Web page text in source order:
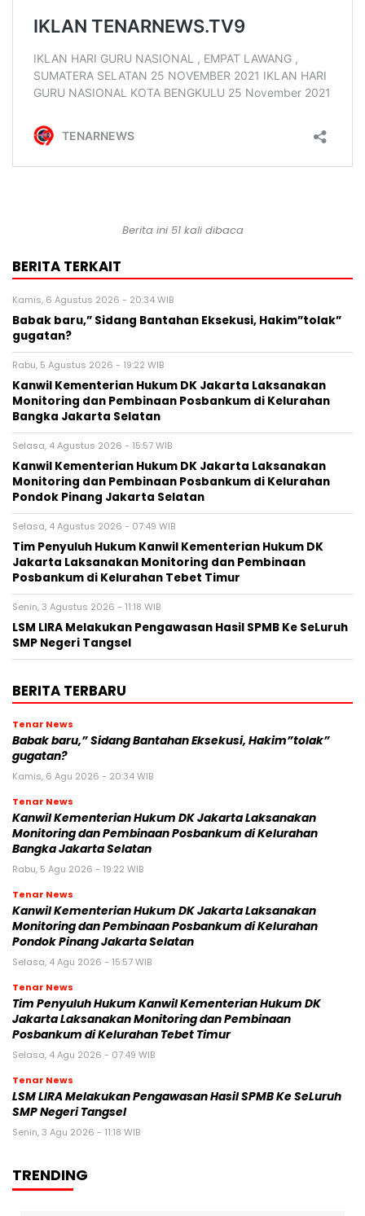
Berita ini 51 kali dibaca
BERITA TERKAIT
Kamis, 6 Agustus 2026 - 20:34 WIB
Babak baru,” Sidang Bantahan Eksekusi, Hakim”tolak”
gugatan?
Rabu, 5 Agustus 2026 - 19:22 WIB
Kanwil Kementerian Hukum DK Jakarta Laksanakan
Monitoring dan Pembinaan Posbankum di Kelurahan
Bangka Jakarta Selatan
Selasa, 4 Agustus 2026 - 15:57 WIB
Kanwil Kementerian Hukum DK Jakarta Laksanakan
Monitoring dan Pembinaan Posbankum di Kelurahan
Pondok Pinang Jakarta Selatan
Selasa, 4 Agustus 2026 - 07:49 WIB
Tim Penyuluh Hukum Kanwil Kementerian Hukum DK
Jakarta Laksanakan Monitoring dan Pembinaan
Posbankum di Kelurahan Tebet Timur
Senin, 3 Agustus 2026 - 11:18 WIB
LSM LIRA Melakukan Pengawasan Hasil SPMB Ke SeLuruh
SMP Negeri Tangsel
BERITA TERBARU
Tenar News
Babak baru,” Sidang Bantahan Eksekusi, Hakim”tolak”
gugatan?
Kamis, 6 Agu 2026 - 20:34 WIB
Tenar News
Kanwil Kementerian Hukum DK Jakarta Laksanakan
Monitoring dan Pembinaan Posbankum di Kelurahan
Bangka Jakarta Selatan
Rabu, 5 Agu 2026 - 19:22 WIB
Tenar News
Kanwil Kementerian Hukum DK Jakarta Laksanakan
Monitoring dan Pembinaan Posbankum di Kelurahan
Pondok Pinang Jakarta Selatan
Selasa, 4 Agu 2026 - 15:57 WIB
Tenar News
Tim Penyuluh Hukum Kanwil Kementerian Hukum DK
Jakarta Laksanakan Monitoring dan Pembinaan
Posbankum di Kelurahan Tebet Timur
Selasa, 4 Agu 2026 - 07:49 WIB
Tenar News
LSM LIRA Melakukan Pengawasan Hasil SPMB Ke SeLuruh
SMP Negeri Tangsel
Senin, 3 Agu 2026 - 11:18 WIB
TRENDING